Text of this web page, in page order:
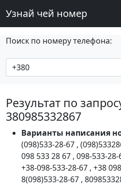
Узнай чей номер
Поиск по номеру телефона:
Результат по
380985332867
Варианты написания
(098)533-28-67 ,
098 533 28 67 , 098-533-28-
+38-098-533-28-67 , +38
8(098)533-28-67 ,